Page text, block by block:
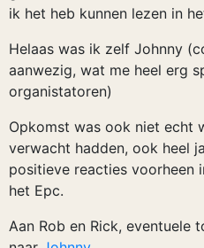
ik het heb kunnen lezen in
Helaas was ik zelf Johnny
aanwezig, wat me heel erg
organistatoren)
Opkomst was ook niet echt
verwacht hadden, ook heel
positieve reacties voorheen
het Epc.
Aan Rob en Rick, eventuele